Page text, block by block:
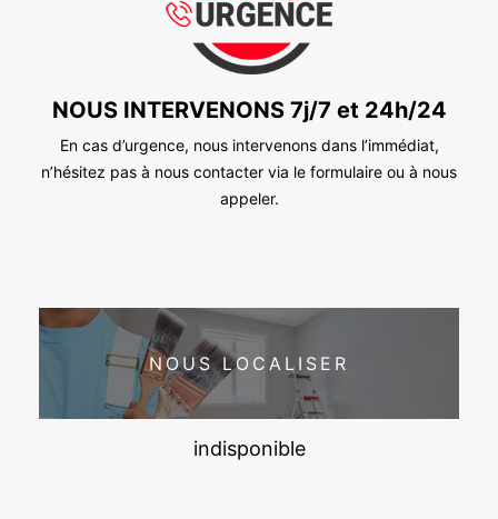
NOUS INTERVENONS 7j/7 et 24h/24
En cas d’urgence, nous intervenons dans l’immédiat,
n’hésitez pas à nous contacter via le formulaire ou à nous
appeler.
NOUS LOCALISER
indisponible